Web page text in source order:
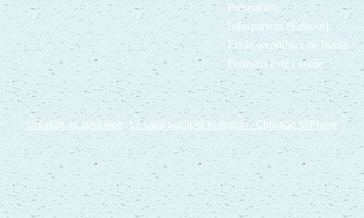
Préscolaire
Info-parents (Éditout)
École secondaire de bassin
Fermeture de l’école
Création de sites web : Le saint publicité et design - Christian St-Pierre